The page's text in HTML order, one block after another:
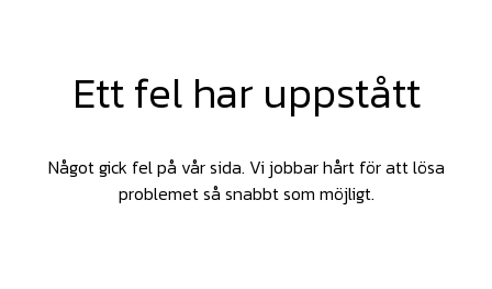
Ett fel har uppstått
Något gick fel på vår sida. Vi jobbar hårt för att lösa
problemet så snabbt som möjligt.